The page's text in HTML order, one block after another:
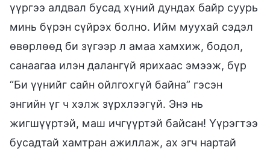
үүргээ алдвал бусад хүний дундах байр суурь
минь бүрэн сүйрэх болно. Ийм муухай сэдэл
өвөрлөөд би зүгээр л амаа хамхиж, бодол,
санаагаа илэн далангүй ярихаас эмээж, бүр
“Би үүнийг сайн ойлгохгүй байна” гэсэн
энгийн үг ч хэлж зүрхлээгүй. Энэ нь
жигшүүртэй, маш ичгүүртэй байсан! Үүрэгтээ
бусадтай хамтран ажиллаж, ах эгч нартай